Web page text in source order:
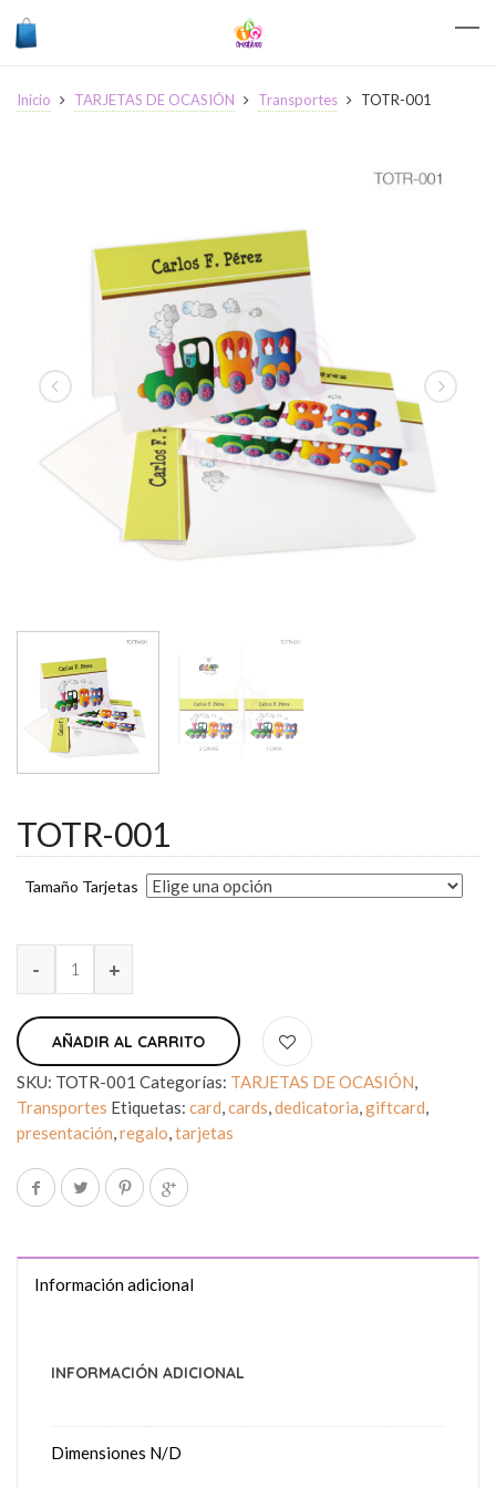
Inicio TARJETAS DE OCASIÓN Transportes TOTR-001
TOTR-001
Tamaño Tarjetas
AÑADIR AL CARRITO
SKU: TOTR-001 Categorías: TARJETAS DE OCASIÓN,
Transportes Etiquetas: card,cards,dedicatoria,giftcard,
presentación,regalo,tarjetas
Información adicional
INFORMACIÓN ADICIONAL
Dimensiones N/D